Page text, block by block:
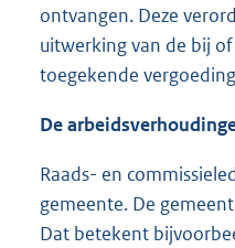
ontvangen. Deze
uitwerking van de bij
toegekende
De
Raads- en
gemeente. De
Dat betekent